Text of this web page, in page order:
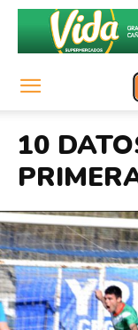
10